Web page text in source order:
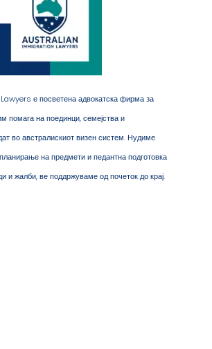
е посветена адвокатска фирма за
помага на поединци, семејства и
во австралискиот визен систем. Нудиме
на предмети и педантна подготовка
и жалби, ве поддржуваме од почеток до крај.